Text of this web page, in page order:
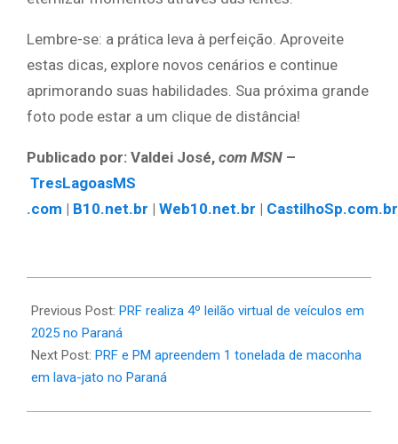
Lembre-se: a prática leva à perfeição. Aproveite
estas dicas, explore novos cenários e continue
aprimorando suas habilidades. Sua próxima grande
foto pode estar a um clique de distância!
Publicado por: Valdei José, com MSN –
TresLagoasMS
.com | B10.net.br | Web10.net.br | CastilhoSp.com.br
04-
09
Previous Post: PRF realiza 4º leilão virtual de veículos em
2025 no Paraná
Next Post: PRF e PM apreendem 1 tonelada de maconha
em lava-jato no Paraná